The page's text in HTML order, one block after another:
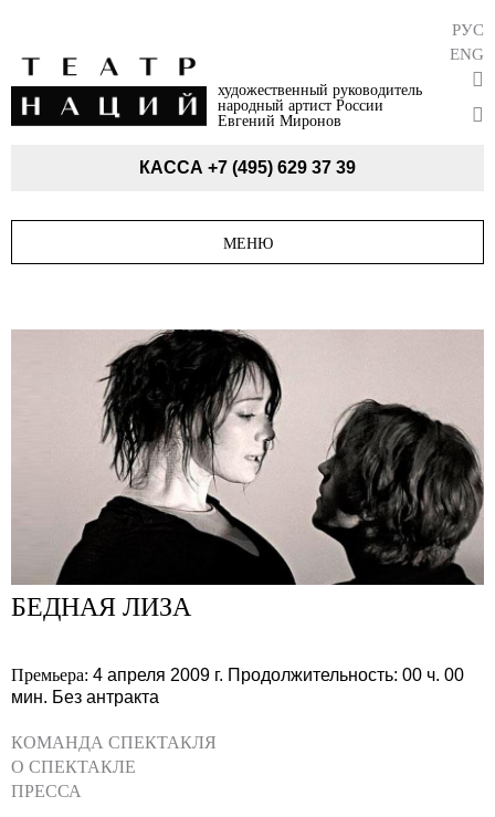
художественный руководитель
народный артист России
Евгений Миронов
РУС
ENG
КАССА +7 (495) 629 37 39
МЕНЮ
БЕДНАЯ ЛИЗА
Премьера: 4 апреля 2009 г. Продолжительность: 00 ч. 00
мин. Без антракта
КОМАНДА СПЕКТАКЛЯ
О СПЕКТАКЛЕ
ПРЕССА